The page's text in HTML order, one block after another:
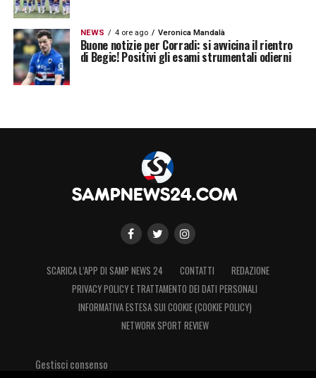
NEWS 4 ore ago Veronica Mandalà
Buone notizie per Corradi: si avvicina il rientro
di Begic! Positivi gli esami strumentali odierni
SCARICA L’APP DI SAMP NEWS 24 CONTATTI
REDAZIONE
PRIVACY POLICY E TRATTAMENTO DEI DATI PERSONALI
INFORMATIVA ESTESA SUI COOKIE (COOKIE POLICY)
NETWORK SPORT REVIEW
Gestisci consenso